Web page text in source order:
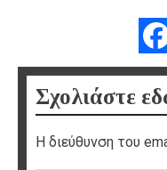
Σχολιάστε
Η διεύθυνση του